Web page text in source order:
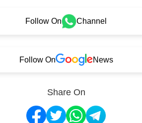
Follow On Channel
Follow On News
Share On